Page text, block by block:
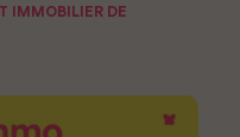
IMMOBILIER DE